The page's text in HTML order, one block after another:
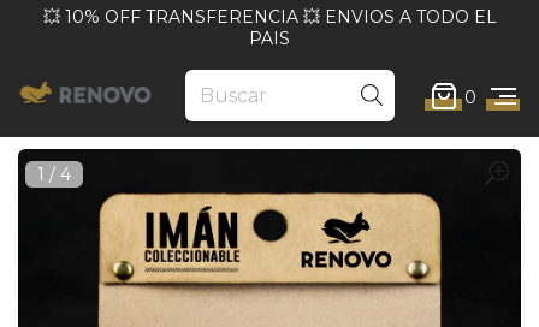
💥 10% OFF TRANSFERENCIA 💥 ENVIOS A TODO EL
PAIS
0
1 / 4